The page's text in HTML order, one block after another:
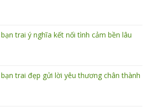
trai ý nghĩa kết nối tình cảm bền lâu
trai đẹp gửi lời yêu thương chân thành